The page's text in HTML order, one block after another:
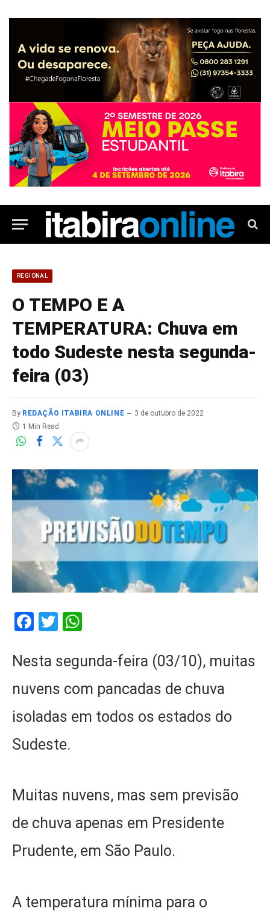
REGIONAL
O TEMPO E A
TEMPERATURA: Chuva em
todo Sudeste nesta segunda-
feira (03)
By REDAÇÃO ITABIRA ONLINE
3 de outubro de 2022
1 Min Read
Facebook
Twitter
Nesta segunda-feira (03/10), muitas
nuvens com pancadas de chuva
isoladas em todos os estados do
Sudeste.
Muitas nuvens, mas sem previsão
de chuva apenas em Presidente
Prudente, em São Paulo.
A temperatura mínima para o